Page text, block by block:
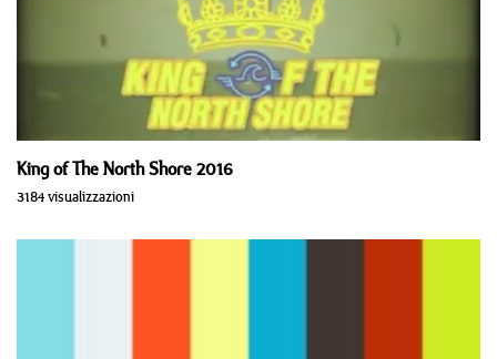
King of The North Shore 2016
3184 visualizzazioni